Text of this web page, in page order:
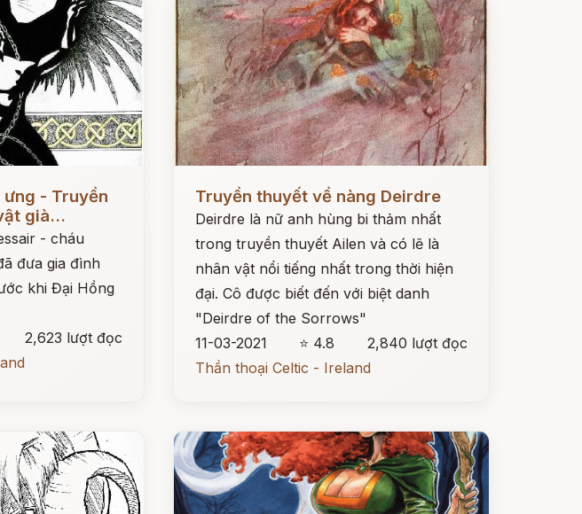
- Truyền
già...
- cháu
đưa gia đình
khi Đại Hồng
2,623 lượt đọc
Đọc ngay
Truyền thuyết về nàng Deirdre
Deirdre là nữ anh hùng bi thảm nhất
trong truyền thuyết Ailen và có lẽ là
nhân vật nổi tiếng nhất trong thời hiện
đại. Cô được biết đến với biệt danh
"Deirdre of the Sorrows"
11-03-2021
⭐ 4.8
2,840 lượt đọc
Thần thoại Celtic - Ireland